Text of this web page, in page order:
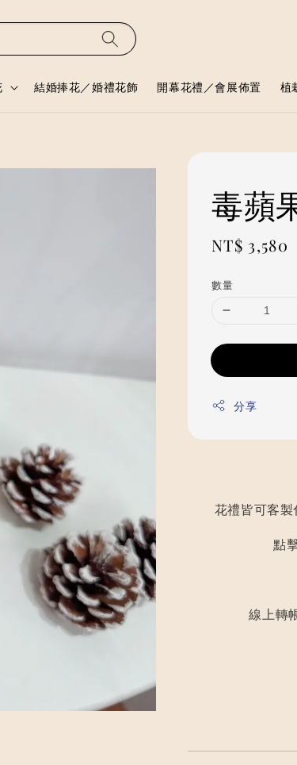
結婚捧花／婚禮花飾 開幕花禮／會展佈置 植
毒蘋
Regular
NT$ 3,580
數量
分享
花禮皆可客
點
線上轉